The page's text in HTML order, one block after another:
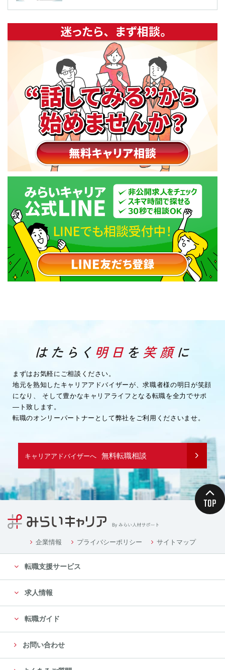
まずはお気軽にご相談ください。
地元を熟知したキャリアアドバイザーが、求職者様の明日が笑顔
になり、
そして豊かなキャリアライフとなる転職を全力でサポ
―ト致します。
転職のオンリーパートナーとして弊社をご利用くださいませ。
キャリアアドバイザーへ 無料転職相談
企業情報 プライバシーポリシー サイトマップ
転職支援サービス
求人情報
転職ガイド
お問い合わせ